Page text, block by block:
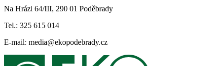
Na Hrázi 64/III, 290 01 Poděbrady
Tel.: 325 615 014
E-mail: media@ekopodebrady.cz